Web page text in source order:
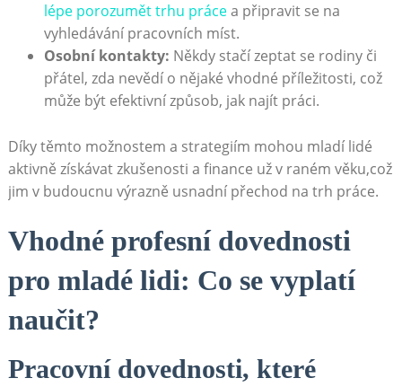
lépe porozumět trhu prácea připravit se na
vyhledávání pracovních míst.
Osobní kontakty: Někdy stačí zeptat se rodiny či
přátel, zda nevědí o nějaké vhodné příležitosti, což
může být efektivní způsob, jak najít práci.
Díky těmto možnostem a strategiím mohou mladí lidé
aktivně získávat zkušenosti a finance už v raném věku,což
jim v budoucnu výrazně usnadní přechod na trh práce.
Vhodné profesní dovednosti
pro mladé lidi: Co se vyplatí
naučit?
Pracovní dovednosti, které